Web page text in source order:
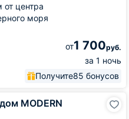
от центра
моря
от1 700руб.
за 1 ночь
Получите85 бонусов
MODERN